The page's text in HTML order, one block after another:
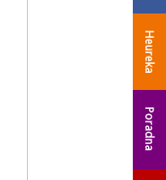
Heureka
Poradna